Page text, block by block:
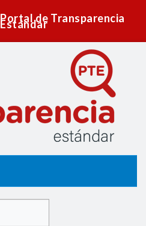
Portal de Transparencia
Estándar